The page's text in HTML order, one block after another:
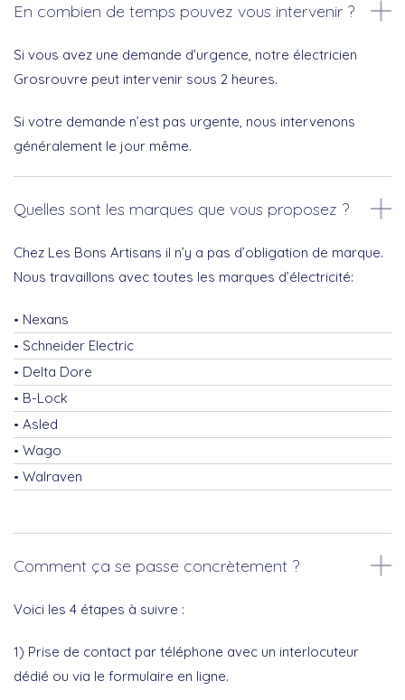
En combien de temps pouvez vous intervenir ?
Si vous avez une demande d’urgence, notre électricien
Grosrouvre peut intervenir sous 2 heures.
Si votre demande n’est pas urgente, nous intervenons
généralement le jour même.
Quelles sont les marques que vous proposez ?
Chez Les Bons Artisans il n’y a pas d’obligation de marque.
Nous travaillons avec toutes les marques d’électricité:
Nexans
Schneider Electric
Delta Dore
B-Lock
Asled
Wago
Walraven
Comment ça se passe concrètement ?
Voici les 4 étapes à suivre :
1) Prise de contact par téléphone avec un interlocuteur
dédié ou via le formulaire en ligne.